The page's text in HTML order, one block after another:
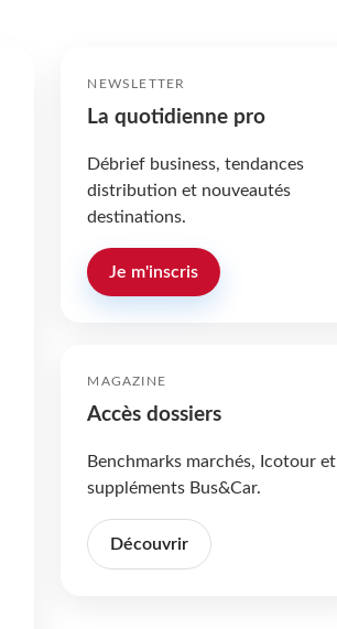
NEWSLETTER
La quotidienne pro
Débrief business, tendances
distribution et nouveautés
destinations.
Je m'inscris
MAGAZINE
Accès dossiers
Benchmarks marchés, Icotour et
suppléments Bus&Car.
Découvrir